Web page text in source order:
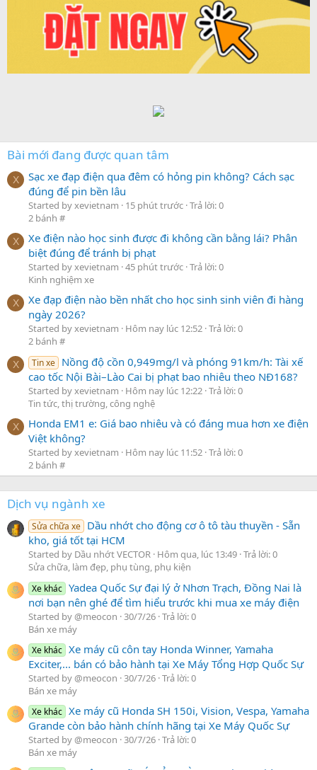
Bài mới đang được quan tâm
X
Sạc xe đạp điện qua đêm có hỏng pin không? Cách sạc
đúng để pin bền lâu
Started by xevietnam 15 phút trước Trả lời: 0
2 bánh #
X
Xe điện nào học sinh được đi không cần bằng lái? Phân
biệt đúng để tránh bị phạt
Started by xevietnam 45 phút trước Trả lời: 0
Kinh nghiệm xe
X
Xe đạp điện nào bền nhất cho học sinh sinh viên đi hàng
ngày 2026?
Started by xevietnam Hôm nay lúc 12:52 Trả lời: 0
2 bánh #
X Tin xe Nồng độ cồn 0,949mg/l và phóng 91km/h: Tài xế
cao tốc Nội Bài–Lào Cai bị phạt bao nhiêu theo NĐ168?
Started by xevietnam Hôm nay lúc 12:22 Trả lời: 0
Tin tức, thị trường, công nghệ
X
Honda EM1 e: Giá bao nhiêu và có đáng mua hơn xe điện
Việt không?
Started by xevietnam Hôm nay lúc 11:52 Trả lời: 0
2 bánh #
Dịch vụ ngành xe
Sửa chữa xe Dầu nhớt cho động cơ ô tô tàu thuyền - Sẵn
kho, giá tốt tại HCM
Started by Dầu nhớt VECTOR Hôm qua, lúc 13:49 Trả lời: 0
Sửa chữa, làm đẹp, phụ tùng, phụ kiện
Xe khác Yadea Quốc Sự đại lý ở Nhơn Trạch, Đồng Nai là
nơi bạn nên ghé để tìm hiểu trước khi mua xe máy điện
Started by @meocon 30/7/26 Trả lời: 0
Bán xe máy
Xe khác Xe máy cũ côn tay Honda Winner, Yamaha
Exciter,... bán có bảo hành tại Xe Máy Tổng Hợp Quốc Sự
Started by @meocon 30/7/26 Trả lời: 0
Bán xe máy
Xe khác Xe máy cũ Honda SH 150i, Vision, Vespa, Yamaha
Grande còn bảo hành chính hãng tại Xe Máy Quốc Sự
Started by @meocon 30/7/26 Trả lời: 0
Bán xe máy